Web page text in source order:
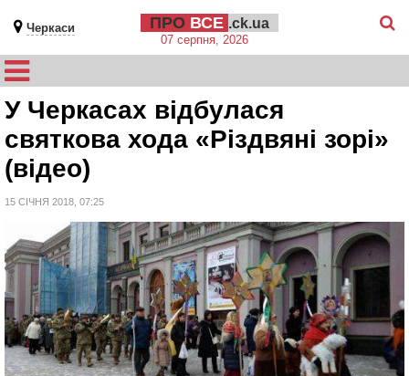
Черкаси ПРО ВСЕ .ck.ua
07 серпня, 2026
У Черкасах відбулася
святкова хода «Різдвяні зорі»
(відео)
15 СІЧНЯ 2018, 07:25